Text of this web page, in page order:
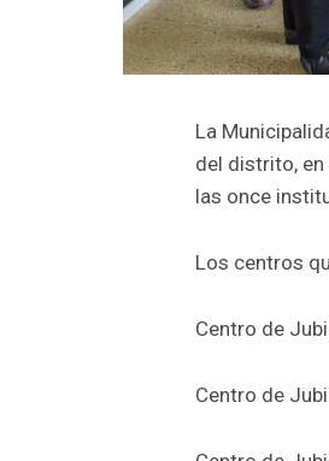
La
del distrito, en
las once
Los centros
Centro de
Centro de